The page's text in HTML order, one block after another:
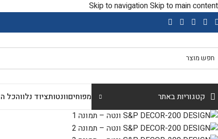
Skip to navigationSkip to main content
קטגוריות באתר מפוחיםוונטותציוד נלווהכל